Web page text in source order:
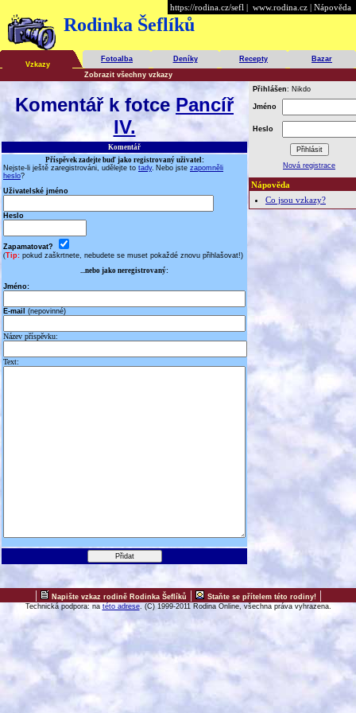
https://rodina.cz/sefl | www.rodina.cz | Nápověda
Rodinka Šeflíků
Vzkazy
Fotoalba Deníky Recepty
Bazar
Zobrazit všechny vzkazy
Komentář k fotce Pancíř
IV.
Komentář
Příspěvek zadejte buď jako registrovaný uživatel:
Nejste-li ještě zaregistrováni, udělejte to tady. Nebo jste zapomněli
heslo?
Uživatelské jméno
Heslo
Zapamatovat?
(Tip: pokud zaškrtnete, nebudete se muset pokaždé znovu přihlašovat!)
...nebo jako neregistrovaný:
Jméno:
E-mail (nepovinné)
Název příspěvku:
Text:
Přihlášen: Nikdo
Jméno
Heslo
Nová registrace
Nápověda
Co jsou vzkazy?
| Napište vzkaz rodině Rodinka Šeflíků | Staňte se přítelem této rodiny!|
Technická podpora: na této adrese. (C) 1999-2011 Rodina Online, všechna práva vyhrazena.